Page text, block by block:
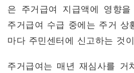
은 주거급여 지급액에 영향
주거급여 수급 중에는 주거 상
마다 주민센터에 신고하는 것
주거급여는 매년 재심사를 거